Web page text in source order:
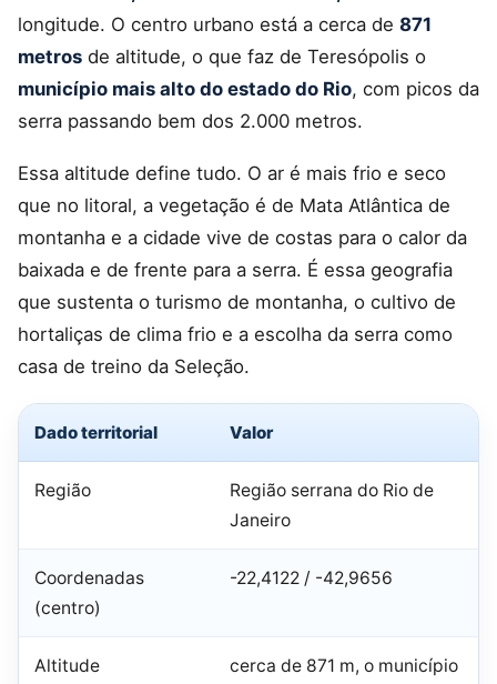
longitude. O centro urbano está a cerca de 871
metros de altitude, o que faz de Teresópolis o
município mais alto do estado do Rio, com picos da
serra passando bem dos 2.000 metros.
Essa altitude define tudo. O ar é mais frio e seco
que no litoral, a vegetação é de Mata Atlântica de
montanha e a cidade vive de costas para o calor da
baixada e de frente para a serra. É essa geografia
que sustenta o turismo de montanha, o cultivo de
hortaliças de clima frio e a escolha da serra como
casa de treino da Seleção.
Dado territorial Valor
Região
Região serrana do Rio de
Janeiro
Coordenadas
(centro)
-22,4122 / -42,9656
Altitude
cerca de 871 m, o município